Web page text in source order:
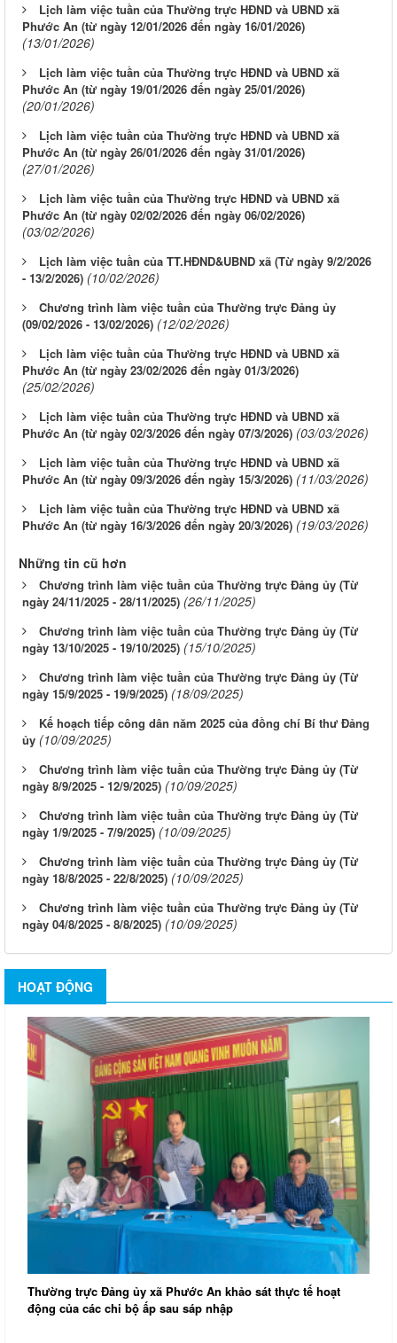
Lịch làm việc tuần của Thường trực HĐND và UBND xã
Phước An (từ ngày 12/01/2026 đến ngày 16/01/2026)
(13/01/2026)
Lịch làm việc tuần của Thường trực HĐND và UBND xã
Phước An (từ ngày 19/01/2026 đến ngày 25/01/2026)
(20/01/2026)
Lịch làm việc tuần của Thường trực HĐND và UBND xã
Phước An (từ ngày 26/01/2026 đến ngày 31/01/2026)
(27/01/2026)
Lịch làm việc tuần của Thường trực HĐND và UBND xã
Phước An (từ ngày 02/02/2026 đến ngày 06/02/2026)
(03/02/2026)
Lịch làm việc tuần của TT.HĐND&UBND xã (Từ ngày 9/2/2026
- 13/2/2026) (10/02/2026)
Chương trình làm việc tuần của Thường trực Đảng ủy
(09/02/2026 - 13/02/2026) (12/02/2026)
Lịch làm việc tuần của Thường trực HĐND và UBND xã
Phước An (từ ngày 23/02/2026 đến ngày 01/3/2026)
(25/02/2026)
Lịch làm việc tuần của Thường trực HĐND và UBND xã
Phước An (từ ngày 02/3/2026 đến ngày 07/3/2026) (03/03/2026)
Lịch làm việc tuần của Thường trực HĐND và UBND xã
Phước An (từ ngày 09/3/2026 đến ngày 15/3/2026) (11/03/2026)
Lịch làm việc tuần của Thường trực HĐND và UBND xã
Phước An (từ ngày 16/3/2026 đến ngày 20/3/2026) (19/03/2026)
Những tin cũ hơn
Chương trình làm việc tuần của Thường trực Đảng ủy (Từ
ngày 24/11/2025 - 28/11/2025) (26/11/2025)
Chương trình làm việc tuần của Thường trực Đảng ủy (Từ
ngày 13/10/2025 - 19/10/2025) (15/10/2025)
Chương trình làm việc tuần của Thường trực Đảng ủy (Từ
ngày 15/9/2025 - 19/9/2025) (18/09/2025)
Kế hoạch tiếp công dân năm 2025 của đồng chí Bí thư Đảng
ủy (10/09/2025)
Chương trình làm việc tuần của Thường trực Đảng ủy (Từ
ngày 8/9/2025 - 12/9/2025) (10/09/2025)
Chương trình làm việc tuần của Thường trực Đảng ủy (Từ
ngày 1/9/2025 - 7/9/2025) (10/09/2025)
Chương trình làm việc tuần của Thường trực Đảng ủy (Từ
ngày 18/8/2025 - 22/8/2025) (10/09/2025)
Chương trình làm việc tuần của Thường trực Đảng ủy (Từ
ngày 04/8/2025 - 8/8/2025) (10/09/2025)
HOẠT ĐỘNG
Thường trực Đảng ủy xã Phước An khảo sát thực tế hoạt
động của các chi bộ ấp sau sáp nhập